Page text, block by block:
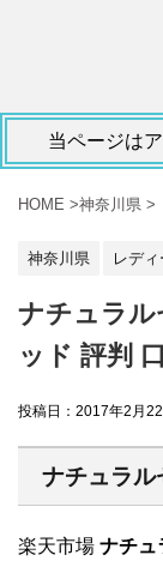
当ページは
HOME >神奈川県 >
神奈川県 レデ
ナチュラル
ッド 評判
投稿日： 2017年2月22
ナチュラル
楽天市場 ナチュ